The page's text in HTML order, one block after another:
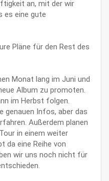
an, mit der wir
es eine gute
Pläne für den Rest des
Monat lang im Juni und
Album zu promoten.
im Herbst folgen.
genauen Infos, aber das
Außerdem planen
in einem weiter
da eine Reihe von
wir uns noch nicht für